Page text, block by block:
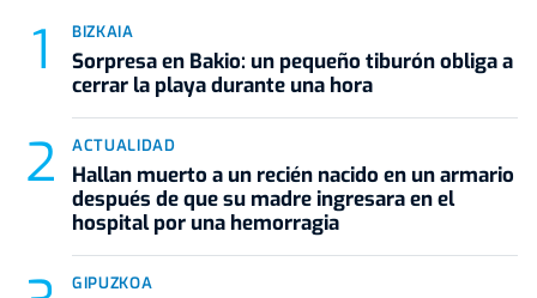
BIZKAIA
Sorpresa en Bakio: un pequeño tiburón obliga a
cerrar la playa durante una hora
ACTUALIDAD
Hallan muerto a un recién nacido en un armario
después de que su madre ingresara en el
hospital por una hemorragia
GIPUZKOA